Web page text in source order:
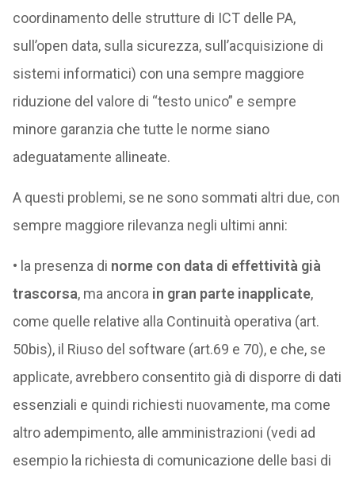
coordinamento delle strutture di ICT delle PA,
sull’open data, sulla sicurezza, sull’acquisizione di
sistemi informatici) con una sempre maggiore
riduzione del valore di “testo unico” e sempre
minore garanzia che tutte le norme siano
adeguatamente allineate.
A questi problemi, se ne sono sommati altri due, con
sempre maggiore rilevanza negli ultimi anni:
• la presenza di norme con data di effettività già
trascorsa, ma ancora in gran parte inapplicate,
come quelle relative alla Continuità operativa (art.
50bis), il Riuso del software (art.69 e 70), e che, se
applicate, avrebbero consentito già di disporre di dati
essenziali e quindi richiesti nuovamente, ma come
altro adempimento, alle amministrazioni (vedi ad
esempio la richiesta di comunicazione delle basi di